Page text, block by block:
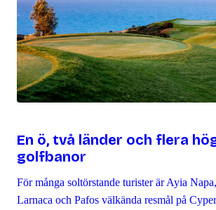
En ö, två länder och flera
golfbanor
För många soltörstande turister är Ayia
Larnaca och Pafos välkända resmål på